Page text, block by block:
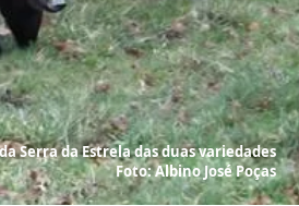
Serra da Estrela das duas variedades
Foto:Albino José Poças